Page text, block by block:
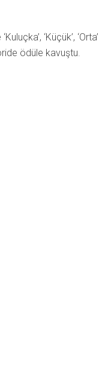
‘Küçük’, ‘Orta’
ödüle kavuştu.